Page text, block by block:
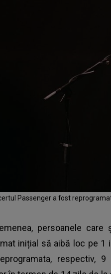
Passenger a fost
persoanele
inițial să aibă loc pe 1
respectiv,